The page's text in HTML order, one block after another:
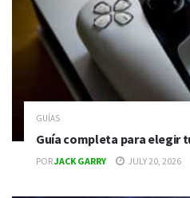
GUÍAS
Guía completa para elegir
PORJACK GARRY JULY 20, 2026